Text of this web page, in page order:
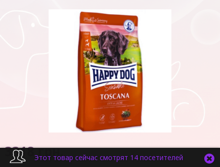
3318грн.
Этот товар сейчас смотрят 14 посетителей